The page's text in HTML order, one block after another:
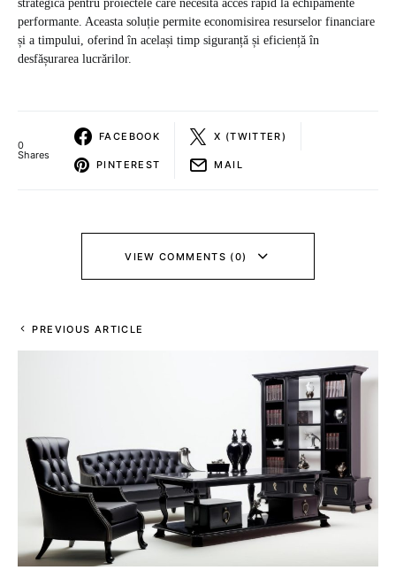
strategică pentru proiectele care necesită acces rapid la echipamente
performante. Aceasta soluție permite economisirea resurselor financiare
și a timpului, oferind în același timp siguranță și eficiență în
desfășurarea lucrărilor.
0
Shares
FACEBOOK X (TWITTER)
PINTEREST MAIL
VIEW COMMENTS (0)
PREVIOUS ARTICLE